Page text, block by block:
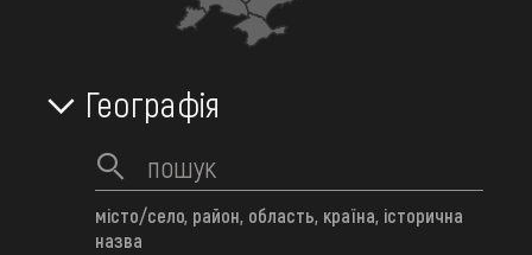
Географія
місто/село, район, область, країна, історична
назва